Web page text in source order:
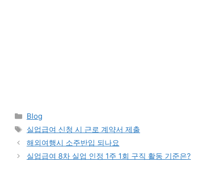
Categories
Blog
Tags
실업급여 신청 시 근로 계약서 제출
해외여행시 소주반입 되나요
실업급여 8차 실업 인정 1주 1회 구직 활동 기준은?